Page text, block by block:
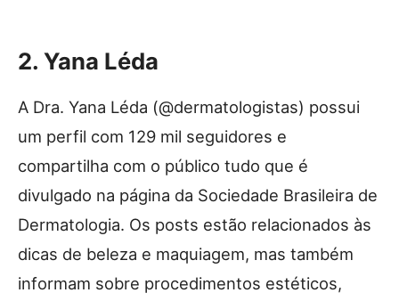
2. Yana Léda
A Dra. Yana Léda (@dermatologistas) possui
um perfil com 129 mil seguidores e
compartilha com o público tudo que é
divulgado na página da Sociedade Brasileira de
Dermatologia. Os posts estão relacionados às
dicas de beleza e maquiagem, mas também
informam sobre procedimentos estéticos,